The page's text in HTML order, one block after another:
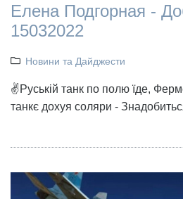
Елена Подгорная -
15032022
Новини та Дайджести
✌️Руській танк по полю їде,
танкє дохуя соляри -